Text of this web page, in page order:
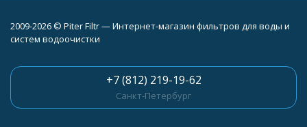
2009-2026 © Piter Filtr — Интернет-магазин фильтров для воды и
систем водоочистки
+7 (812) 219-19-62
Санкт-Петербург